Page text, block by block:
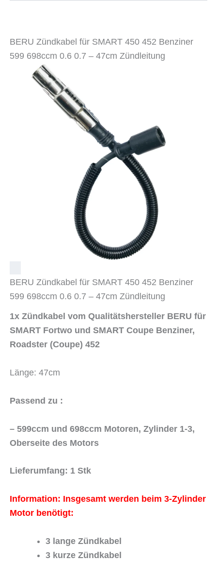
BERU Zündkabel für SMART 450 452 Benziner
599 698ccm 0.6 0.7 – 47cm Zündleitung
BERU Zündkabel für SMART 450 452 Benziner
599 698ccm 0.6 0.7 – 47cm Zündleitung
1x Zündkabel vom Qualitätshersteller BERU für
SMART Fortwo und SMART Coupe Benziner,
Roadster (Coupe) 452
Länge: 47cm
Passend zu :
– 599ccm und 698ccm Motoren, Zylinder 1-3,
Oberseite des Motors
Lieferumfang: 1 Stk
Information: Insgesamt werden beim 3-Zylinder
Motor benötigt:
3 lange Zündkabel
3 kurze Zündkabel